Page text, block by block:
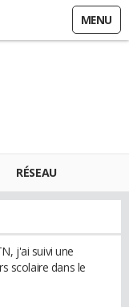
MENU
RÉSEAU
j'ai suivi une
scolaire dans le